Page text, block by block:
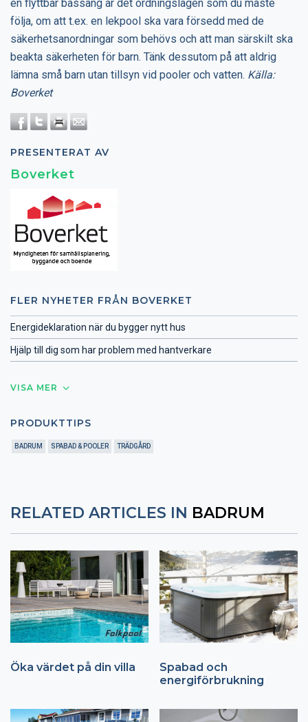
en flyttbar bassäng är det ordningslagen som du måste
följa, om att t.ex. en lekpool ska vara försedd med de
säkerhetsanordningar som behövs och att man särskilt ska
beakta säkerheten för barn. Tänk dessutom på att aldrig
lämna små barn utan tillsyn vid pooler och vatten. Källa:
Boverket
PRESENTERAT AV
Boverket
FLER NYHETER FRÅN BOVERKET
Energideklaration när du bygger nytt hus
Hjälp till dig som har problem med hantverkare
VISA MER
PRODUKTTIPS
BADRUM SPABAD & POOLER TRÄDGÅRD
RELATED ARTICLES IN BADRUM
Öka värdet på din villa
Spabad och
energiförbrukning